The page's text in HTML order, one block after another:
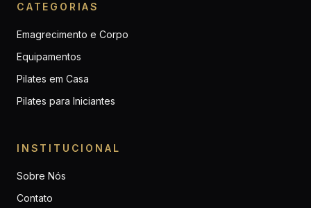
CATEGORIAS
Emagrecimento e Corpo
Equipamentos
Pilates em Casa
Pilates para Iniciantes
INSTITUCIONAL
Sobre Nós
Contato